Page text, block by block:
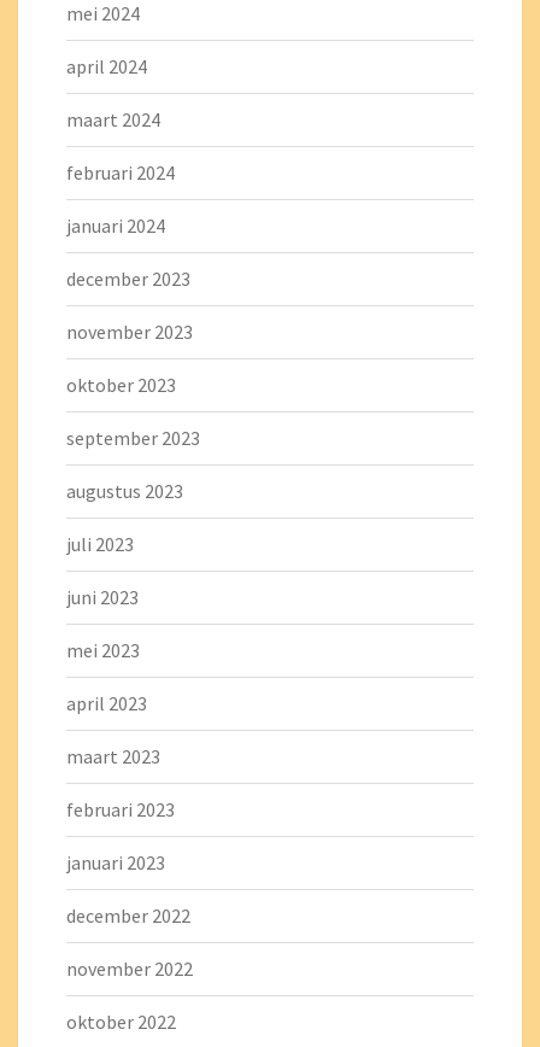
mei 2024
april 2024
maart 2024
februari 2024
januari 2024
december 2023
november 2023
oktober 2023
september 2023
augustus 2023
juli 2023
juni 2023
mei 2023
april 2023
maart 2023
februari 2023
januari 2023
december 2022
november 2022
oktober 2022